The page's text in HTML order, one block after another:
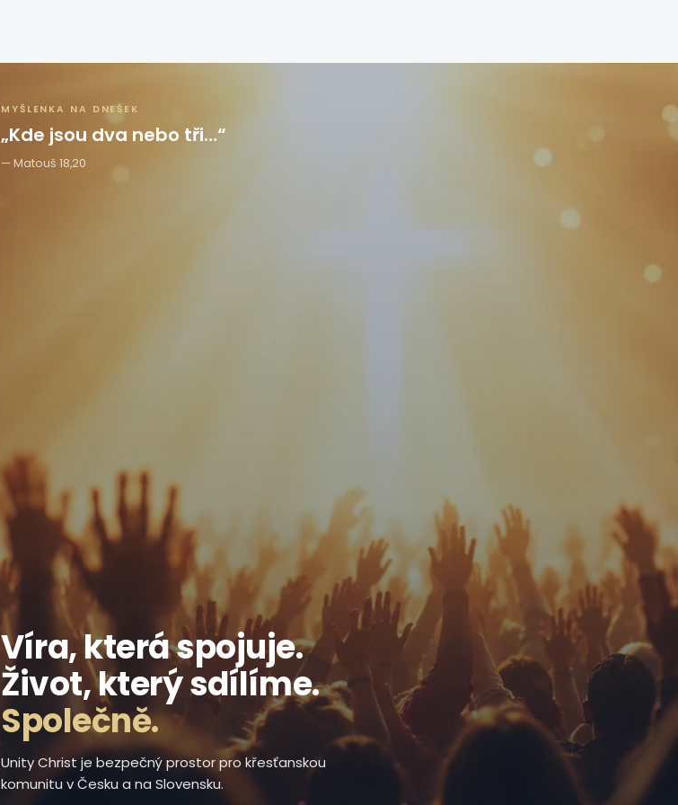
Víra, která spojuje.
Život, který sdílíme.
Společně.
Unity Christ je bezpečný prostor pro křesťanskou
komunitu v Česku a na Slovensku.
MYŠLENKA NA DNEŠEK
„Kde jsou dva nebo tři…“
Matouš 18,20